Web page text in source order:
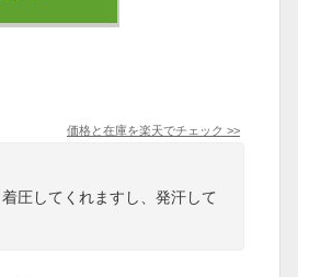
価格と在庫を楽天でチェック >>
圧してくれますし、発汗して